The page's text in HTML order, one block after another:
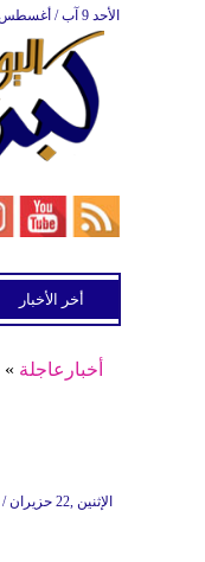
الأحد 9 آب / أغسطس 2026
في رب ثلاثين
أخر الأخبار
أخبارعاجلة »
05:06 2015 الإثنين ,22 حزيران / يونيو